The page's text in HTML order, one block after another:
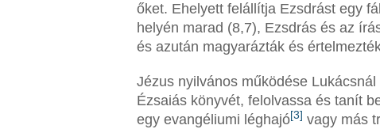
őket. Ehelyett felállítja Ezsdrást egy
helyén marad (8,7), Ezsdrás és az
és azután magyarázták és
Jézus nyilvános működése
Ézsaiás könyvét, felolvassa és tanít
egy evangéliumi léghajó[3] vagy más